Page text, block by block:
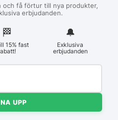
och få förtur till nya produkter,
erbjudanden.
🏁︎
15% fast
🔔
Exklusiva
erbjudanden
UPP